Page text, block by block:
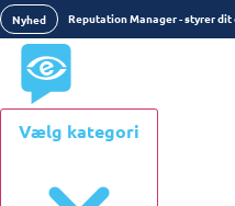
Nyhed Reputation Manager - styrer
Vælg kategori